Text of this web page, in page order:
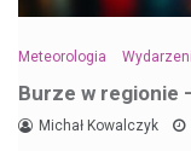
Meteorologia
Burze w regionie
Michał Kowalczyk